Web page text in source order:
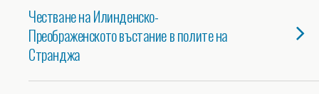
Честване на Илинденско-
Преображенското въстание в полите на
Странджа